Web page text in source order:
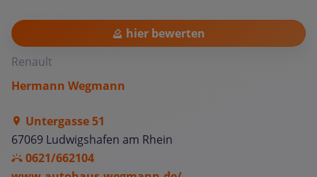
hier bewerten
Renault
Hermann Wegmann
Untergasse 51
67069 Ludwigshafen am Rhein
0621/662104